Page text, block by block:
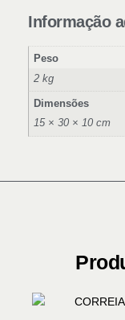
Informação
Peso
2 kg
Dimensões
15 × 30 × 10 cm